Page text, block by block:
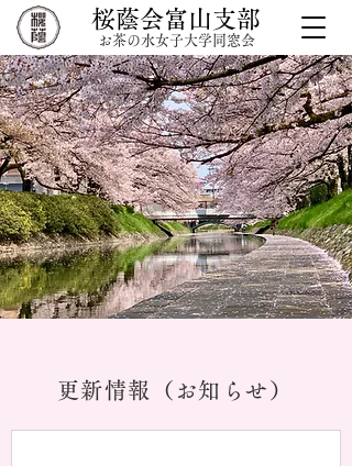
桜蔭会富山支部
お茶の水女子大学同窓会
更新情報（お知らせ）